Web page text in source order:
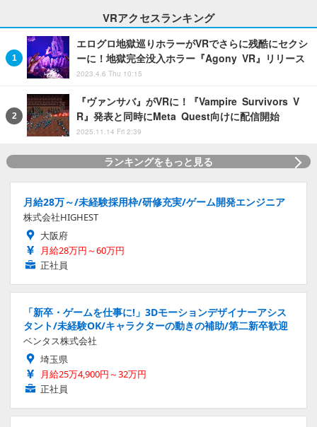
VRアクセスランキング
エログロ地獄巡りホラーがVRでさらに残酷にセクシ
ーに！地獄完全没入ホラー『Agony VR』リリース
2023.4.6 Thu 10:15
『ヴァンサバ』がVRに！『Vampire Survivors V
R』発表と同時にMeta Quest向けに配信開始
2025.11.14 Fri 2:39
ランキングをもっと見る
月給28万～/未経験採用枠/研修充実/ゲーム開発エンジニア
株式会社HIGHEST
大阪府
月給28万円～60万円
正社員
「新卒・ゲームを仕事に!」3Dモーションデザイナーアシス
タント/未経験OK/キャラクターの動きの補助/第二新卒歓迎
ベンタス株式会社
埼玉県
月給25万4,900円～32万円
正社員